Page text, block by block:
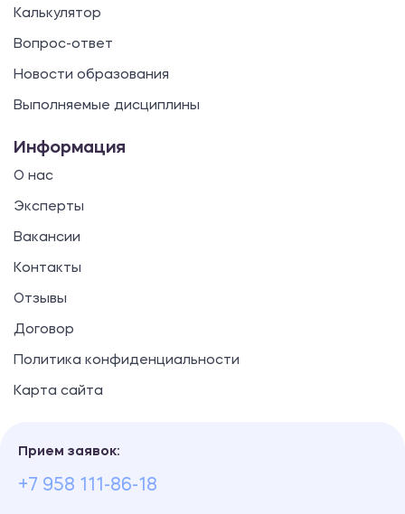
Калькулятор
Вопрос-ответ
Новости образования
Выполняемые дисциплины
Информация
О нас
Эксперты
Вакансии
Контакты
Отзывы
Договор
Политика конфиденциальности
Карта сайта
Прием заявок:
+7 958 111-86-18